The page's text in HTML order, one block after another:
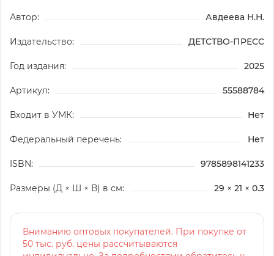
Автор: Авдеева Н.Н.
Издательство: ДЕТСТВО-ПРЕСС
Год издания: 2025
Артикул: 55588784
Входит в УМК: Нет
Федеральный перечень: Нет
ISBN: 9785898141233
Размеры (Д × Ш × В) в см: 29 × 21 × 0.3
Вниманию оптовых покупателей. При покупке от
50 тыс. руб. цены рассчитываются